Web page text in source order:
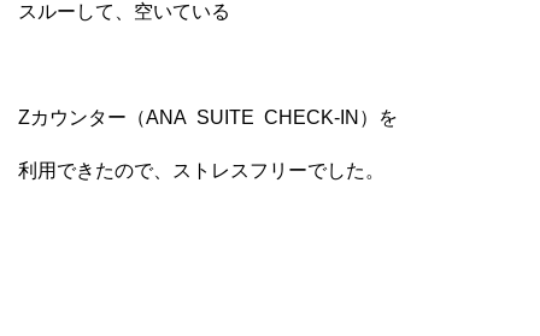
スルーして、空いている
Zカウンター（ANA SUITE CHECK-IN）を
利用できたので、ストレスフリーでした。